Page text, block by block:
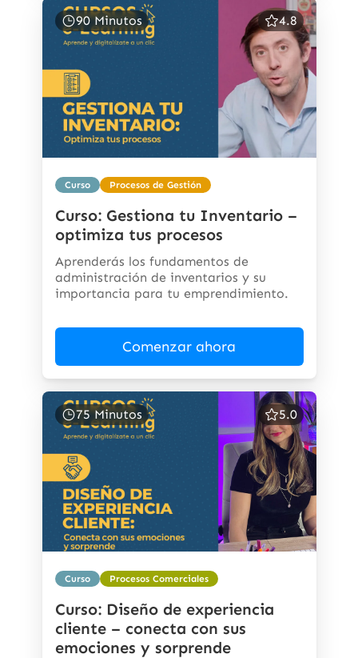
90 Minutos 4.8
Curso Procesos de Gestión
Curso: Gestiona tu Inventario –
optimiza tus procesos
Aprenderás los fundamentos de
administración de inventarios y su
importancia para tu emprendimiento.
Comenzar ahora
75 Minutos 5.0
Curso Procesos Comerciales
Curso: Diseño de experiencia
cliente – conecta con sus
emociones y sorprende